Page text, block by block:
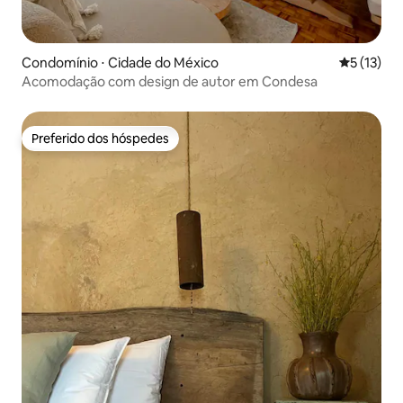
Condomínio ⋅ Cidade do México 5 de uma
5 (13)
Acomodação com design de autor em Condesa
Preferido dos hóspedes
Preferido dos hóspedes